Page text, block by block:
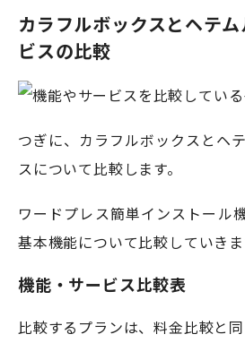
カラフルボックスとヘテ
ビスの比較
つぎに、カラフルボックスとヘ
スについて比較します。
ワードプレス簡単インストール
基本機能について比較していきま
機能・サービス比較表
比較するプランは、料金比較と同